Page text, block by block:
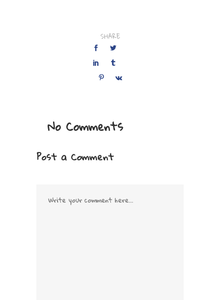
SHARE
No Comments
Post a Comment